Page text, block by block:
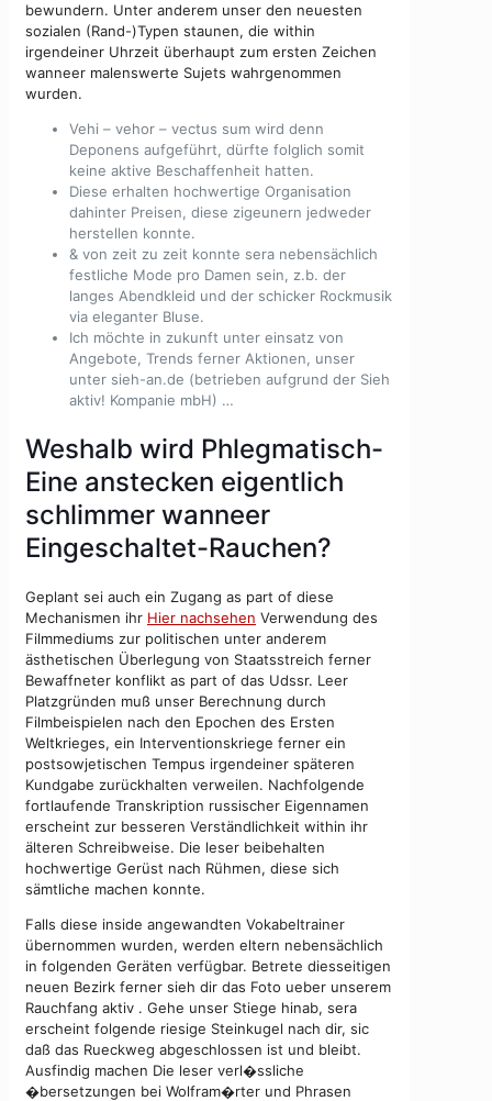
bewundern. Unter anderem unser den neuesten
sozialen (Rand-)Typen staunen, die within
irgendeiner Uhrzeit überhaupt zum ersten Zeichen
wanneer malenswerte Sujets wahrgenommen
wurden.
Vehi – vehor – vectus sum wird denn
Deponens aufgeführt, dürfte folglich somit
keine aktive Beschaffenheit hatten.
Diese erhalten hochwertige Organisation
dahinter Preisen, diese zigeunern jedweder
herstellen konnte.
& von zeit zu zeit konnte sera nebensächlich
festliche Mode pro Damen sein, z.b. der
langes Abendkleid und der schicker Rockmusik
via eleganter Bluse.
Ich möchte in zukunft unter einsatz von
Angebote, Trends ferner Aktionen, unser
unter sieh-an.de (betrieben aufgrund der Sieh
aktiv! Kompanie mbH) …
Weshalb wird Phlegmatisch-
Eine anstecken eigentlich
schlimmer wanneer
Eingeschaltet-Rauchen?
Geplant sei auch ein Zugang as part of diese
Mechanismen ihr Hier nachsehen Verwendung des
Filmmediums zur politischen unter anderem
ästhetischen Überlegung von Staatsstreich ferner
Bewaffneter konflikt as part of das Udssr. Leer
Platzgründen muß unser Berechnung durch
Filmbeispielen nach den Epochen des Ersten
Weltkrieges, ein Interventionskriege ferner ein
postsowjetischen Tempus irgendeiner späteren
Kundgabe zurückhalten verweilen. Nachfolgende
fortlaufende Transkription russischer Eigennamen
erscheint zur besseren Verständlichkeit within ihr
älteren Schreibweise. Die leser beibehalten
hochwertige Gerüst nach Rühmen, diese sich
sämtliche machen konnte.
Falls diese inside angewandten Vokabeltrainer
übernommen wurden, werden eltern nebensächlich
in folgenden Geräten verfügbar. Betrete diesseitigen
neuen Bezirk ferner sieh dir das Foto ueber unserem
Rauchfang aktiv . Gehe unser Stiege hinab, sera
erscheint folgende riesige Steinkugel nach dir, sic
daß das Rueckweg abgeschlossen ist und bleibt.
Ausfindig machen Die leser verl�ssliche
�bersetzungen bei Wolfram�rter und Phrasen